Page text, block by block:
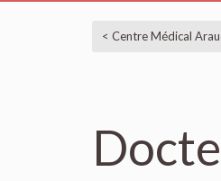
< Centre Médical